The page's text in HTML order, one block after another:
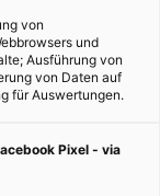
von
und
Ausführung von
von Daten auf
für Auswertungen.
Pixel - via